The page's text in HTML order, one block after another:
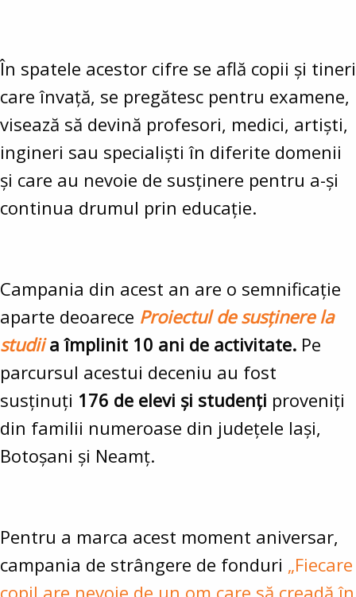
În spatele acestor cifre se află copii și tineri
care învață, se pregătesc pentru examene,
visează să devină profesori, medici, artiști,
ingineri sau specialiști în diferite domenii
și care au nevoie de susținere pentru a-și
continua drumul prin educație.
Campania din acest an are o semnificație
aparte deoarece Proiectul de susținere la
studii a împlinit 10 ani de activitate. Pe
parcursul acestui deceniu au fost
susținuți 176 de elevi și studenți proveniți
din familii numeroase din județele Iași,
Botoșani și Neamț.
Pentru a marca acest moment aniversar,
campania de strângere de fonduri „Fiecare
copil are nevoie de un om care să creadă în